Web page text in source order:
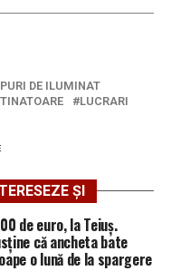
DE ILUMINAT
LUCRARI
ȘI
de euro, la Teiuș.
că ancheta bate
o lună de la spargere